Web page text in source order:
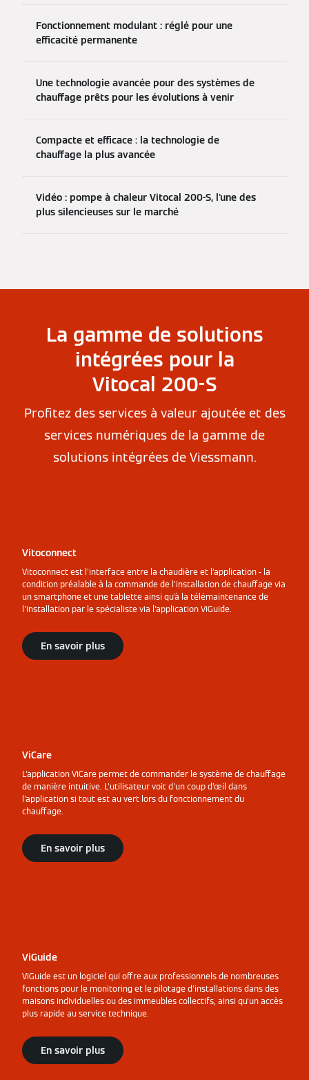
Fonctionnement modulant : réglé pour une
efficacité permanente
Une technologie avancée pour des systèmes de
chauffage prêts pour les évolutions à venir
Compacte et efficace : la technologie de
chauffage la plus avancée
Vidéo : pompe à chaleur Vitocal 200-S, l'une des
plus silencieuses sur le marché
La gamme de solutions
intégrées pour la
Vitocal 200-S
Profitez des services à valeur ajoutée et des
services numériques de la gamme de
solutions intégrées de Viessmann.
Vitoconnect
Vitoconnect est l'interface entre la chaudière et l'application - la
condition préalable à la commande de l'installation de chauffage via
un smartphone et une tablette ainsi qu'à la télémaintenance de
l'installation par le spécialiste via l'application ViGuide.
En savoir plus
ViCare
L'application ViCare permet de commander le système de chauffage
de manière intuitive. L'utilisateur voit d'un coup d'œil dans
l'application si tout est au vert lors du fonctionnement du
chauffage.
En savoir plus
ViGuide
ViGuide est un logiciel qui offre aux professionnels de nombreuses
fonctions pour le monitoring et le pilotage d'installations dans des
maisons individuelles ou des immeubles collectifs, ainsi qu'un accès
plus rapide au service technique.
En savoir plus